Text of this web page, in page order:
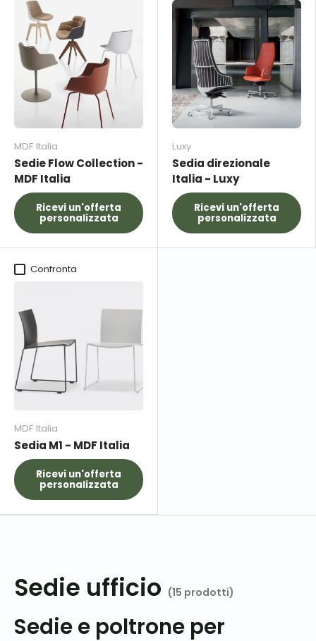
MDF Italia
Sedie Flow Collection -
MDF Italia
Ricevi un'offerta
personalizzata
Luxy
Sedia direzionale
Italia - Luxy
Ricevi un'offerta
personalizzata
Confronta
MDF Italia
Sedia M1 - MDF Italia
Ricevi un'offerta
personalizzata
Sedie ufficio (15 prodotti)
Sedie e poltrone per